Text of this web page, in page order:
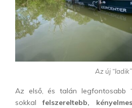
Az új “ladik”
Az első, és talán legfontosabb
sokkal felszereltebb,